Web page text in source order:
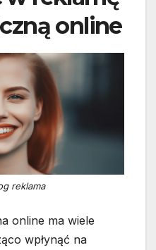
online
reklama
online ma wiele
wpłynąć na